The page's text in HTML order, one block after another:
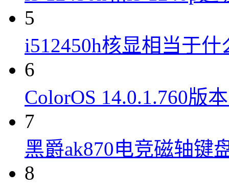
5
i512450h核显相当于什
6
ColorOS 14.0.1.760版
7
黑爵ak870电竞磁轴键
8